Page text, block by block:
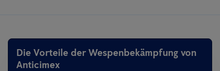
Die Vorteile der Wespenbekämpfung von
Anticimex